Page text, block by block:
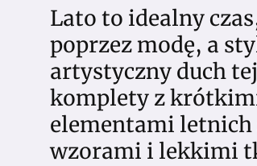
Lato to idealny
poprzez modę, a
artystyczny duch
komplety z
elementami
wzorami i lekkimi